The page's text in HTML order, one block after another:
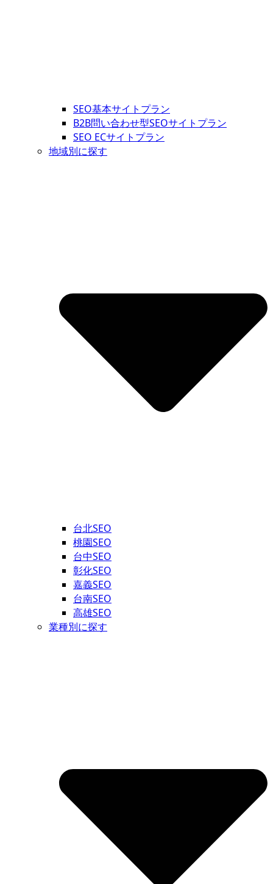
SEO基本サイトプラン
B2B問い合わせ型SEOサイトプラン
SEO ECサイトプラン
地域別に探す
台北SEO
桃園SEO
台中SEO
彰化SEO
嘉義SEO
台南SEO
高雄SEO
業種別に探す